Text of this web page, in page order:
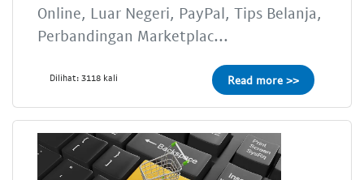
Online, Luar Negeri, PayPal, Tips Belanja,
Perbandingan Marketplac...
Dilihat: 3118 kali Read more >>